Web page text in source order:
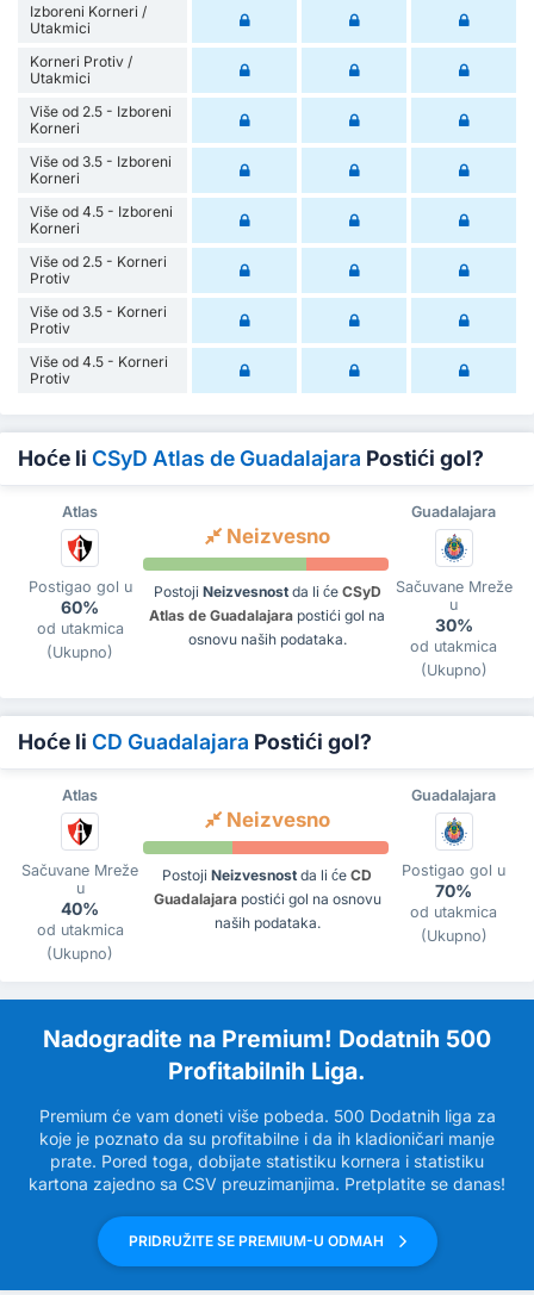
Izboreni Korneri /
Utakmici
Korneri Protiv /
Utakmici
Više od 2.5 - Izboreni
Korneri
Više od 3.5 - Izboreni
Korneri
Više od 4.5 - Izboreni
Korneri
Više od 2.5 - Korneri
Protiv
Više od 3.5 - Korneri
Protiv
Više od 4.5 - Korneri
Protiv
Hoće li CSyD Atlas de Guadalajara Postići gol?
Atlas Guadalajara
Postigao gol u
60%
od utakmica
(Ukupno)
Neizvesno
Postoji Neizvesnostda li će CSyD
Atlas de Guadalajara postići gol na
osnovu naših podataka.
Sačuvane Mreže
u
30%
od utakmica
(Ukupno)
Hoće li CD Guadalajara Postići gol?
Atlas Guadalajara
Sačuvane Mreže
u
40%
od utakmica
(Ukupno)
Neizvesno
Postoji Neizvesnost da li će CD
Guadalajarapostići gol na osnovu
naših podataka.
Postigao gol u
70%
od utakmica
(Ukupno)
Nadogradite na Premium! Dodatnih 500
Profitabilnih Liga.
Premium će vam doneti više pobeda. 500 Dodatnih liga za
koje je poznato da su profitabilne i da ih kladioničari manje
prate. Pored toga, dobijate statistiku kornera i statistiku
kartona zajedno sa CSV preuzimanjima. Pretplatite se danas!
PRIDRUŽITE SE PREMIUM-U ODMAH